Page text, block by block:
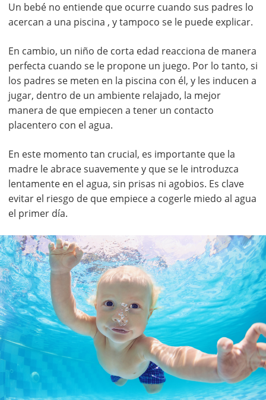
Un bebé no entiende que ocurre cuando sus padres lo
acercan a una piscina , y tampoco se le puede explicar.
En cambio, un niño de corta edad reacciona de manera
perfecta cuando se le propone un juego. Por lo tanto, si
los padres se meten en la piscina con él, y les inducen a
jugar, dentro de un ambiente relajado, la mejor
manera de que empiecen a tener un contacto
placentero con el agua.
En este momento tan crucial, es importante que la
madre le abrace suavemente y que se le introduzca
lentamente en el agua, sin prisas ni agobios. Es clave
evitar el riesgo de que empiece a cogerle miedo al agua
el primer día.